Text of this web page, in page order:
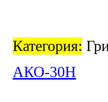
Категория:
АКО-30Н